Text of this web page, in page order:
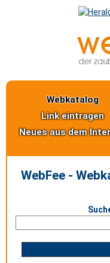
Webkatalog
Link eintragen
Neues aus dem
WebFee -